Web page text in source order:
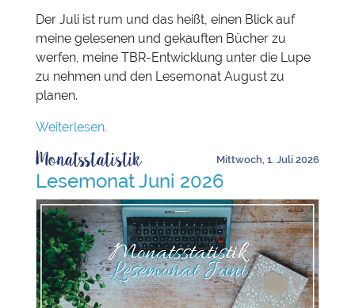
Der Juli ist rum und das heißt, einen Blick auf
meine gelesenen und gekauften Bücher zu
werfen, meine TBR-Entwicklung unter die Lupe
zu nehmen und den Lesemonat August zu
planen.
Weiterlesen.
Mittwoch, 1. Juli 2026
Monatsstatistik
Lesemonat Juni 2026